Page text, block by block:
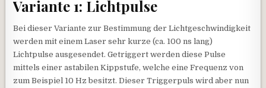
Variante 1: Lichtpulse
Bei dieser Variante zur Bestimmung der Lichtgeschwindigkeit
werden mit einem Laser sehr kurze (ca. 100 ns lang)
Lichtpulse ausgesendet. Getriggert werden diese Pulse
mittels einer astabilen Kippstufe, welche eine Frequenz von
zum Beispiel 10 Hz besitzt. Dieser Triggerpuls wird aber nun